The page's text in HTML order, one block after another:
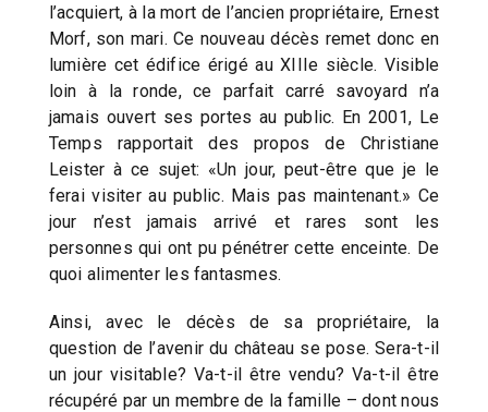
l’acquiert, à la mort de l’ancien propriétaire, Ernest
Morf, son mari. Ce nouveau décès remet donc en
lumière cet édifice érigé au XIIIe siècle. Visible
loin à la ronde, ce parfait carré savoyard n’a
jamais ouvert ses portes au public. En 2001, Le
Temps rapportait des propos de Christiane
Leister à ce sujet: «Un jour, peut-être que je le
ferai visiter au public. Mais pas maintenant.» Ce
jour n’est jamais arrivé et rares sont les
personnes qui ont pu pénétrer cette enceinte. De
quoi alimenter les fantasmes.
Ainsi, avec le décès de sa propriétaire, la
question de l’avenir du château se pose. Sera-t-il
un jour visitable? Va-t-il être vendu? Va-t-il être
récupéré par un membre de la famille – dont nous